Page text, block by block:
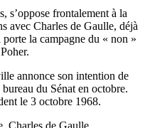
s’oppose frontalement à la
avec Charles de Gaulle, déjà
la campagne du « non »
annonce son intention de
du Sénat en octobre.
le 3 octobre 1968.